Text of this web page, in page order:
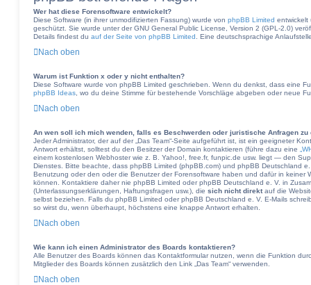
Wer hat diese Forensoftware entwickelt?
Diese Software (in ihrer unmodifizierten Fassung) wurde von phpBB Limited entwickelt
geschützt. Sie wurde unter der GNU General Public License, Version 2 (GPL-2.0)
Details findest du auf der Seite von phpBB Limited . Eine deutschsprachige
Nach oben
Warum ist Funktion x oder y nicht enthalten?
Diese Software wurde von phpBB Limited geschrieben. Wenn du denkst, dass eine
phpBB Ideas , wo du deine Stimme für bestehende Vorschläge abgeben oder neue
Nach oben
An wen soll ich mich wenden, falls es Beschwerden oder juristische Anfragen zu
Jeder Administrator, der auf der „Das Team“-Seite aufgeführt ist, ist ein geeigneter
Antwort erhältst, solltest du den Besitzer der Domain kontaktieren (führe dazu eine
einem kostenlosen Webhoster wie z. B. Yahoo!, free.fr, funpic.de usw. liegt — den
Dienstes. Bitte beachte, dass phpBB Limited (phpBB.com) und phpBB Deutschland
Benutzung oder den oder die Benutzer der Forensoftware haben und dafür in keiner
können. Kontaktiere daher nie phpBB Limited oder phpBB Deutschland e. V. in
(Unterlassungserklärungen, Haftungsfragen usw.), die sich nicht direktauf die
selbst beziehen. Falls du phpBB Limited oder phpBB Deutschland e. V. E-Mails
so wirst du, wenn überhaupt, höchstens eine knappe Antwort erhalten.
Nach oben
Wie kann ich einen Administrator des Boards kontaktieren?
Alle Benutzer des Boards können das Kontaktformular nutzen, wenn die Funktion
Mitglieder des Boards können zusätzlich den Link „Das Team“ verwenden.
Nach oben